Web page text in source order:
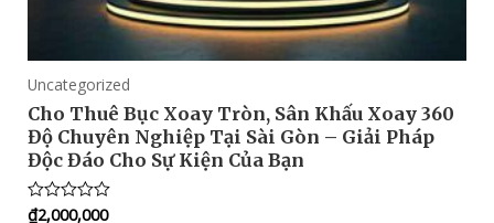
Uncategorized
Cho Thuê Bục Xoay Tròn, Sân Khấu Xoay 360
Độ Chuyên Nghiệp Tại Sài Gòn – Giải Pháp
Độc Đáo Cho Sự Kiện Của Bạn
Rated
₫2,000,000